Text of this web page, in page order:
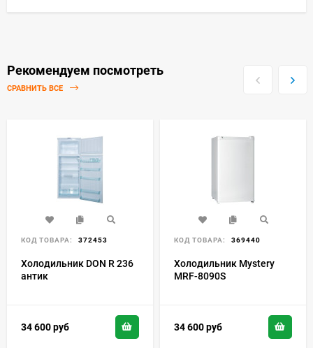
Рекомендуем посмотреть
СРАВНИТЬ ВСЕ
КОД ТОВАРА: 372453
Холодильник DON R 236
антик
34 600руб
КОД ТОВАРА: 369440
Холодильник Mystery
MRF-8090S
34 600руб